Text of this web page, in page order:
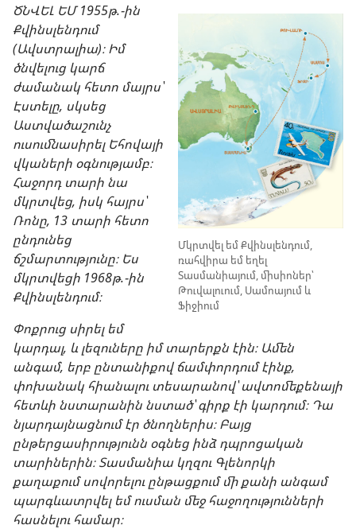
Մկրտվել եմ Քվինսլենդում,
ռահվիրա եմ եղել
Տասմանիայում, միսիոներ՝
Թուվալուում, Սամոայում և
Ֆիջիում
ԾՆՎԵԼ ԵՄ 1955թ.-ին
Քվինսլենդում
(Ավստրալիա)։ Իմ
ծնվելուց կարճ
ժամանակ հետո մայրս՝
Էստելը, սկսեց
Աստվածաշունչ
ուսումնասիրել Եհովայի
վկաների օգնությամբ։
Հաջորդ տարի նա
մկրտվեց, իսկ հայրս՝
Ռոնը, 13 տարի հետո
ընդունեց
ճշմարտությունը։ Ես
մկրտվեցի 1968թ.-ին
Քվինսլենդում։
Փոքրուց սիրել եմ
կարդալ, և լեզուները իմ տարերքն էին։ Ամեն
անգամ, երբ ընտանիքով ճամփորդում էինք,
փոխանակ հիանալու տեսարանով՝ ավտոմեքենայի
հետևի նստարանին նստած՝ գիրք էի կարդում։ Դա
նյարդայնացնում էր ծնողներիս։ Բայց
ընթերցասիրությունն օգնեց ինձ դպրոցական
տարիներին։ Տասմանիա կղզու Գլենորկի
քաղաքում սովորելու ընթացքում մի քանի անգամ
պարգևատրվել եմ ուսման մեջ հաջողությունների
հասնելու համար։